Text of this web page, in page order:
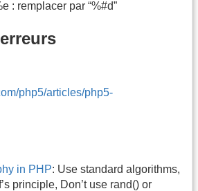
: remplacer par “%#d”
php5/articles/php5-
in PHP: Use standard algorithms,
principle, Don’t use rand() or